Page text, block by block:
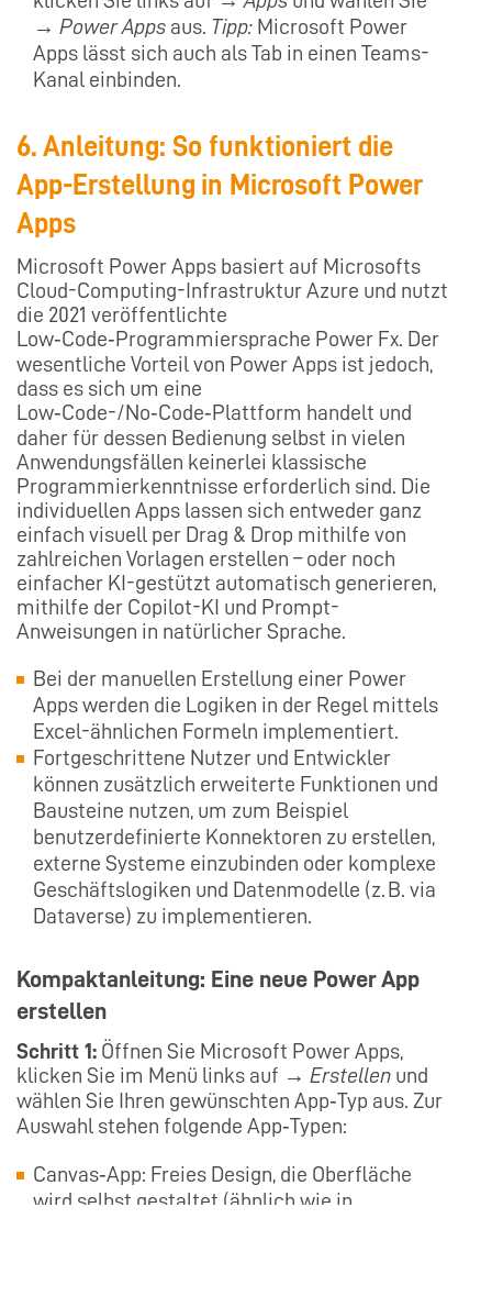
→ Power Apps aus. Tipp: Microsoft Power
Apps lässt sich auch als Tab in einen Teams-
Kanal einbinden.
6. Anleitung: So funktioniert die
App-Erstellung in Microsoft Power
Apps
Microsoft Power Apps basiert auf Microsofts
Cloud-Computing-Infrastruktur Azure und nutzt
die 2021 veröffentlichte
Low‑Code‑Programmiersprache Power Fx. Der
wesentliche Vorteil von Power Apps ist jedoch,
dass es sich um eine
Low‑Code-/No‑Code‑Plattform handelt und
daher für dessen Bedienung selbst in vielen
Anwendungsfällen keinerlei klassische
Programmierkenntnisse erforderlich sind. Die
individuellen Apps lassen sich entweder ganz
einfach visuell per Drag & Drop mithilfe von
zahlreichen Vorlagen erstellen – oder noch
einfacher KI-gestützt automatisch generieren,
mithilfe der Copilot-KI und Prompt-
Anweisungen in natürlicher Sprache.
Bei der manuellen Erstellung einer Power
Apps werden die Logiken in der Regel mittels
Excel-ähnlichen Formeln implementiert.
Fortgeschrittene Nutzer und Entwickler
können zusätzlich erweiterte Funktionen und
Bausteine nutzen, um zum Beispiel
benutzerdefinierte Konnektoren zu erstellen,
externe Systeme einzubinden oder komplexe
Geschäftslogiken und Datenmodelle (z. B. via
Dataverse) zu implementieren.
Kompaktanleitung: Eine neue Power App
erstellen
Schritt 1: Öffnen Sie Microsoft Power Apps,
klicken Sie im Menü links auf → Erstellen und
wählen Sie Ihren gewünschten App‑Typ aus. Zur
Auswahl stehen folgende App‑Typen:
Canvas‑App: Freies Design, die Oberfläche
wird selbst gestaltet (ähnlich wie in